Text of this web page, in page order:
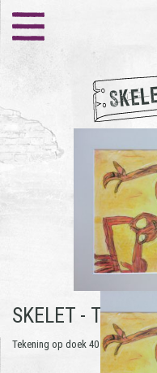
SKELET - THEO
Tekening op doek 40 X 60 cm